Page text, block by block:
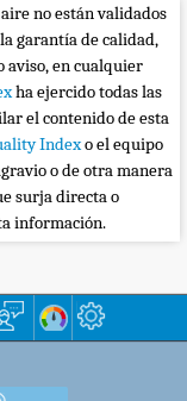
no están validados
garantía de calidad,
aviso, en cualquier
ha ejercido todas las
el contenido de esta
Indexo el equipo
o de otra manera
surja directa o
información.